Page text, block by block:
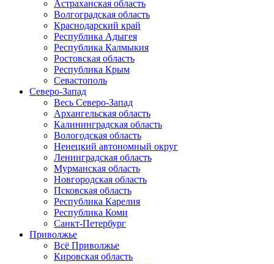
Астраханская область
Волгоградская область
Краснодарский край
Республика Адыгея
Республика Калмыкия
Ростовская область
Республика Крым
Севастополь
Северо-Запад
Весь Северо-Запад
Архангельская область
Калининградская область
Вологодская область
Ненецкий автономный округ
Ленинградская область
Мурманская область
Новгородская область
Псковская область
Республика Карелия
Республика Коми
Санкт-Петербург
Приволжье
Всё Приволжье
Кировская область